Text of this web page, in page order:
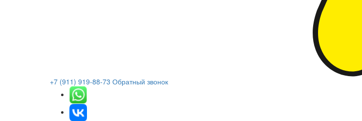
+7 (911) 919-88-73 Обратный звонок